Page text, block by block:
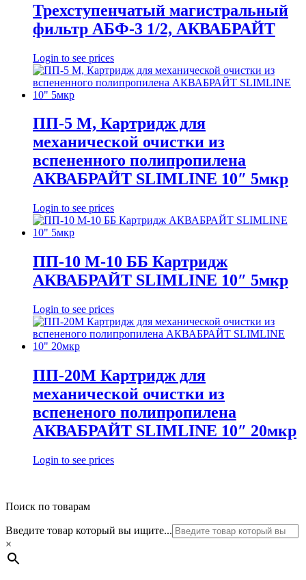
Трехступенчатый магистральный
фильтр АБФ-3 1/2, АКВАБРАЙТ
Login to see prices
ПП-5 М, Картридж для
механической очистки из
вспененного полипропилена
АКВАБРАЙТ SLIMLINE 10″ 5мкр
Login to see prices
ПП-10 М-10 ББ Картридж
АКВАБРАЙТ SLIMLINE 10″ 5мкр
Login to see prices
ПП-20М Картридж для
механической очистки из
вспененого полипропилена
АКВАБРАЙТ SLIMLINE 10″ 20мкр
Login to see prices
Поиск по товарам
Введите товар который вы ищите...
×